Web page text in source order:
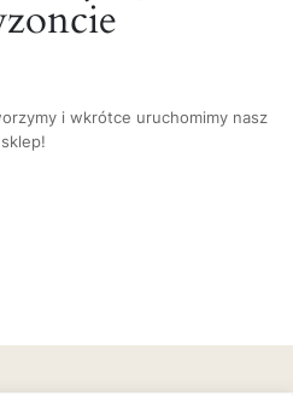
i wkrótce uruchomimy nasz
sklep!